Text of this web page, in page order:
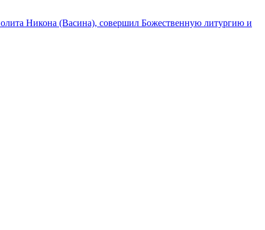
Никона (Васина), совершил Божественную литургию и